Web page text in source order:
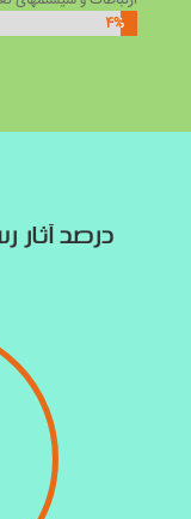
۴%
۴%
درصد آثار